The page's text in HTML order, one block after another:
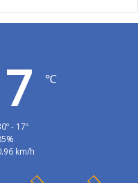
℃
- 17º
km/h